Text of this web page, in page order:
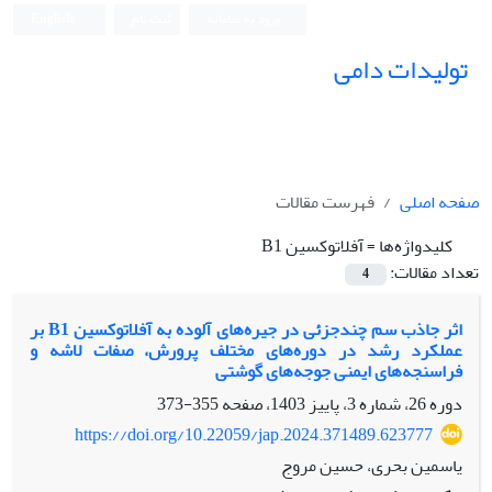
تولیدات دامی
صفحه اصلی
فهرست مقالات
کلیدواژه‌ها =آفلاتوکسین B1
تعداد مقالات:
4
اثر جاذب سم چندجزئی در جیره‌های آلوده به آفلاتوکسین B1 بر
عملکرد رشد در دوره‌های مختلف پرورش، صفات لاشه و
فراسنجه‌های ایمنی جوجه‌های گوشتی
دوره 26، شماره 3، پاییز 1403، صفحه
355-373
https://doi.org/10.22059/jap.2024.371489.623777
یاسمین بحری، حسین مروج